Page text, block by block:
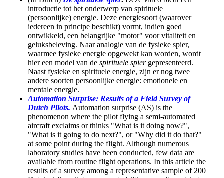
introductie tot het onderwerp van spirituele
(persoonlijke) energie. Deze energiesoort (waarover
iedereen in principe beschikt) vormt, indien goed
ontwikkeld, een belangrijke "motor" voor vitaliteit en
geluksbeleving. Naar analogie van de fysieke spier,
waarmee fysieke energie opgewekt kan worden, wordt
hier een model van de spirituele spiergepresenteerd.
Naast fysieke en spirituele energie, zijn er nog twee
andere soorten persoonlijke energie: emotionele en
mentale energie.
Automation Surprise: Results of a Field Survey of
Dutch Pilots. Automation surprise (AS) is the
phenomenon where the pilot flying a semi-automated
aircraft exclaims or thinks "What is it doing now?",
"What is it going to do next?", or "Why did it do that?"
at some point during the flight. Although numerous
laboratory studies have been conducted, few data are
available from routine flight operations. In this article the
results of a survey among a representative sample of 200